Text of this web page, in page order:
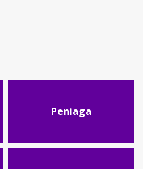
Peniaga